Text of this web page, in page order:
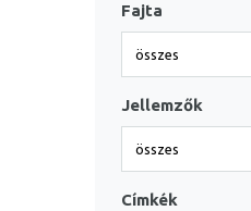
Fajta
Jellemzők
Címkék